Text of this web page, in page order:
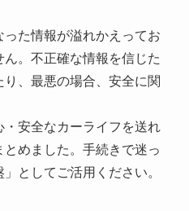
た情報が溢れかえってお
。不正確な情報を信じた
、最悪の場合、安全に関
安全なカーライフを送れ
めました。手続きで迷っ
としてご活用ください。